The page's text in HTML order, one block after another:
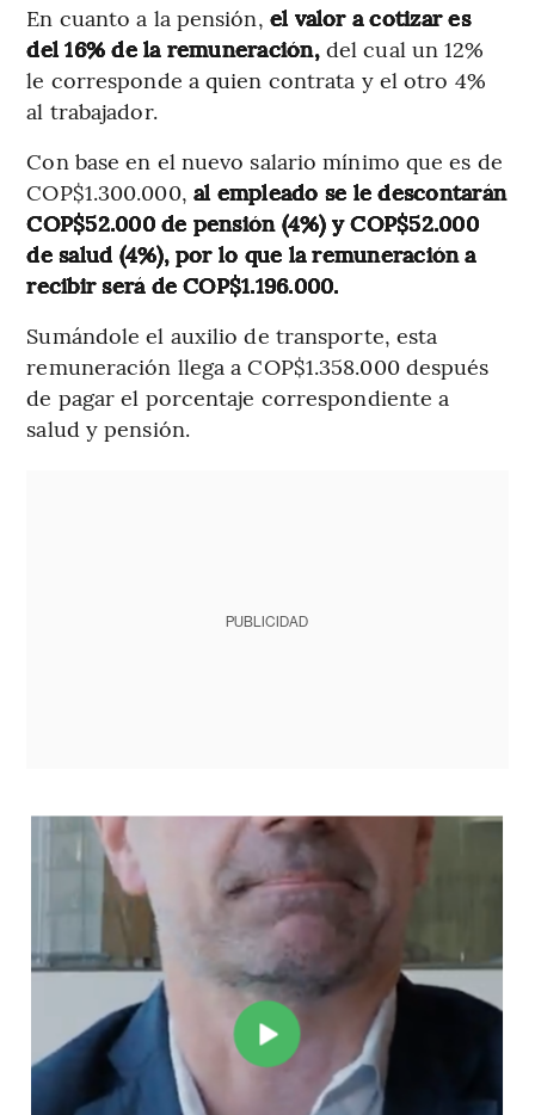
En cuanto a la pensión, el valor a cotizar es
del 16% de la remuneración,del cual un 12%
le corresponde a quien contrata y el otro 4%
al trabajador.
Con base en el nuevo salario mínimo que es de
COP$1.300.000, al empleado se le descontarán
COP$52.000 de pensión (4%) y COP$52.000
de salud (4%), por lo que la remuneración a
recibir será de COP$1.196.000.
Sumándole el auxilio de transporte, esta
remuneración llega a COP$1.358.000 después
de pagar el porcentaje correspondiente a
salud y pensión.
PUBLICIDAD